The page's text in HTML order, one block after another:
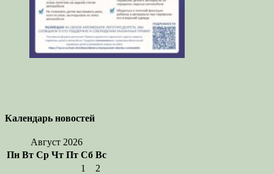
Календарь новостей
Август 2026
Пн Вт Ср Чт Пт Сб Вс
1
2